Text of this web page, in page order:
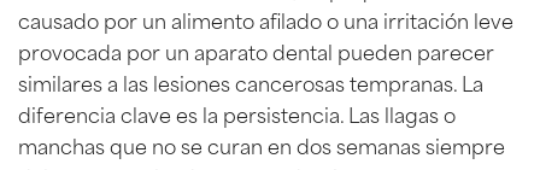
causado por un alimento afilado o una irritación leve
provocada por un aparato dental pueden parecer
similares a las lesiones cancerosas tempranas. La
diferencia clave es la persistencia. Las llagas o
manchas que no se curan en dos semanas siempre